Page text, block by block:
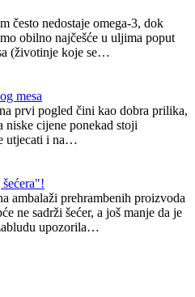
često nedostaje omega-3, dok
obilno najčešće u uljima poput
(životinje koje se…
mesa
prvi pogled čini kao dobra prilika,
niske cijene ponekad stoji
utjecati i na…
ambalaži prehrambenih proizvoda
ne sadrži šećer, a još manje da je
upozorila…